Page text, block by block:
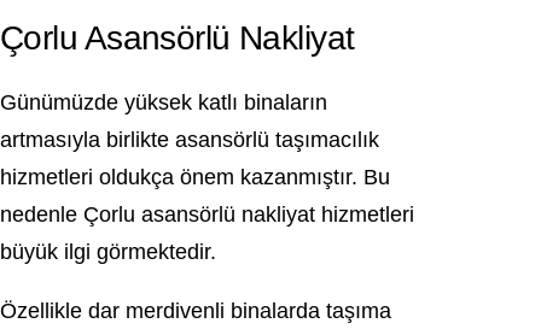
Çorlu Asansörlü Nakliyat
Günümüzde yüksek katlı binaların
artmasıyla birlikte asansörlü taşımacılık
hizmetleri oldukça önem kazanmıştır. Bu
nedenle Çorlu asansörlü nakliyat hizmetleri
büyük ilgi görmektedir.
Özellikle dar merdivenli binalarda taşıma